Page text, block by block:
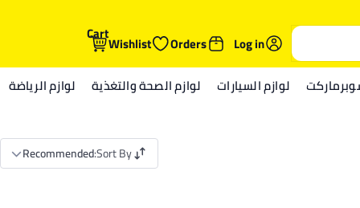
Log in
Orders
Wishlist
Cart
لوازم السيارات لوازم الصحة والتغذية لوازم الرياضة
Sort By
:
Recommended